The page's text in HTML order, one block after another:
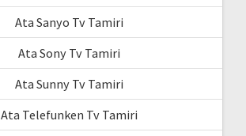
Ata Sanyo Tv Tamiri
Ata Sony Tv Tamiri
Ata Sunny Tv Tamiri
Ata Telefunken Tv Tamiri